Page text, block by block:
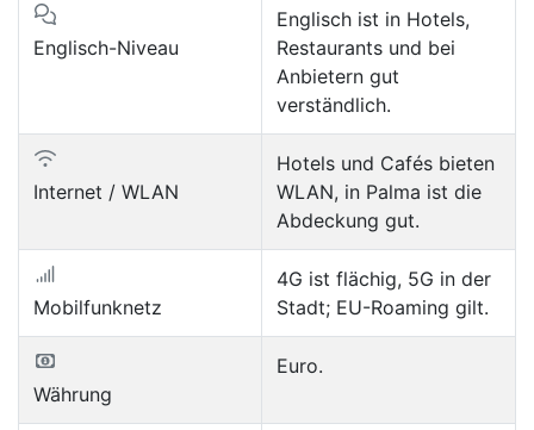
Englisch-Niveau
Englisch ist in Hotels,
Restaurants und bei
Anbietern gut
verständlich.
Internet / WLAN
Hotels und Cafés bieten
WLAN, in Palma ist die
Abdeckung gut.
Mobilfunknetz
4G ist flächig, 5G in der
Stadt; EU-Roaming gilt.
Währung
Euro.